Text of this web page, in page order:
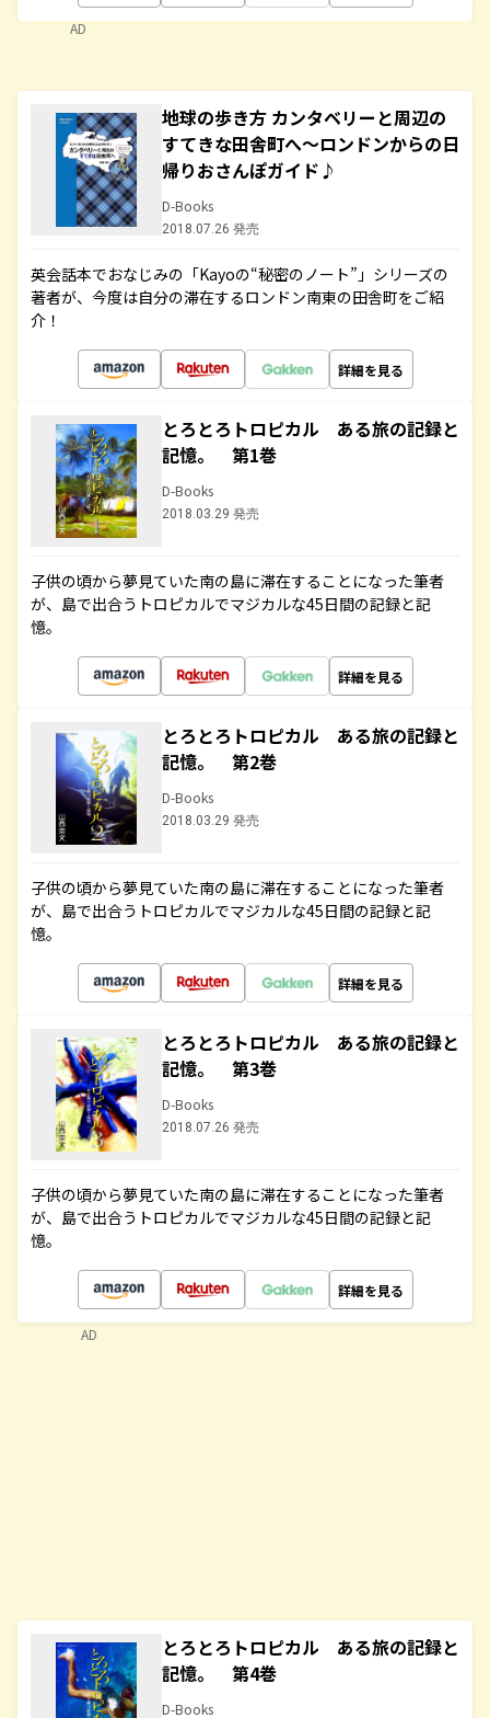
AD
地球の歩き方 カンタベリーと周辺の
すてきな田舎町へ～ロンドンからの日
帰りおさんぽガイド♪
D-Books
2018.07.26 発売
英会話本でおなじみの「Kayoの“秘密のノート”」シリーズの
著者が、今度は自分の滞在するロンドン南東の田舎町をご紹
介！
詳細を見る
とろとろトロピカル ある旅の記録と
記憶。 第1巻
D-Books
2018.03.29 発売
子供の頃から夢見ていた南の島に滞在することになった筆者
が、島で出合うトロピカルでマジカルな45日間の記録と記
憶。
詳細を見る
とろとろトロピカル ある旅の記録と
記憶。 第2巻
D-Books
2018.03.29 発売
子供の頃から夢見ていた南の島に滞在することになった筆者
が、島で出合うトロピカルでマジカルな45日間の記録と記
憶。
詳細を見る
とろとろトロピカル ある旅の記録と
記憶。 第3巻
D-Books
2018.07.26 発売
子供の頃から夢見ていた南の島に滞在することになった筆者
が、島で出合うトロピカルでマジカルな45日間の記録と記
憶。
詳細を見る
とろとろトロピカル ある旅の記録と
記憶。 第4巻
D-Books
AD